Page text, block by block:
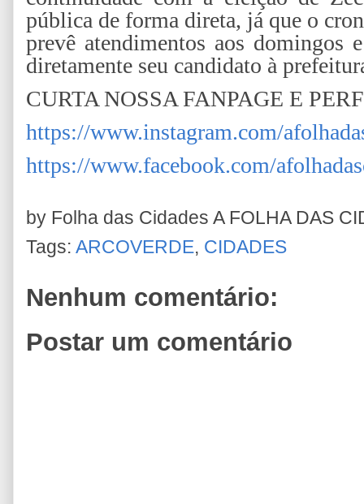
pública de forma direta, já que o
prevê atendimentos aos domingos
diretamente seu candidato à
CURTA NOSSA FANPAGE E
https://www.instagram.com/
https://www.facebook.com/
by Folha das Cidades A FOLHA DAS
Tags: ARCOVERDE, CIDADES
Nenhum comentário:
Postar um comentário